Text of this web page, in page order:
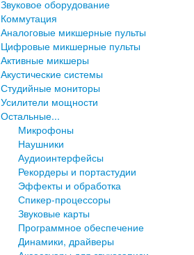
Звуковое оборудование
Коммутация
Аналоговые микшерные пульты
Цифровые микшерные пульты
Активные микшеры
Акустические системы
Студийные мониторы
Усилители мощности
Остальные...
Микрофоны
Наушники
Аудиоинтерфейсы
Рекордеры и портастудии
Эффекты и обработка
Спикер-процессоры
Звуковые карты
Программное обеспечение
Динамики, драйверы